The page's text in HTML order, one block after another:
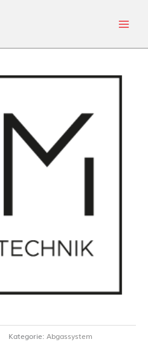
Kategorie: Abgassystem